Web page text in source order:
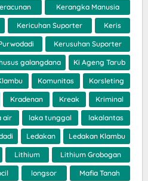
Kerangka Manusia
Kericuhan Suporter Keris
Kerusuhan Suporter
galangdana Ki Ageng Tarub
Komunitas Korsleting
Kradenan Kreak Kriminal
air laka tunggal lakalantas
Ledakan Ledakan Klambu
Lithium Lithium Grobogan
longsor Mafia Tanah